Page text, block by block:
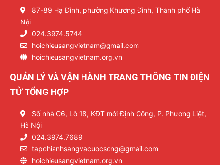
87-89 Hạ Đình, phường Khương Đình, Thành phố Hà
Nội
024.3974.5744
hoichieusangvietnam@gmail.com
hoichieusangvietnam.org.vn
QUẢN LÝ VÀ VẬN HÀNH TRANG THÔNG TIN ĐIỆN
TỬ TỔNG HỢP
Số nhà C6, Lô 18, KĐT mới Định Công, P. Phương Liệt,
Hà Nội
024.3974.7689
tapchianhsangvacuocsong@gmail.com
hoichieusangvietnam.org.vn